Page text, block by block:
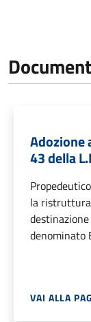
Adozione
43 della
la
denominato
VAI ALLA